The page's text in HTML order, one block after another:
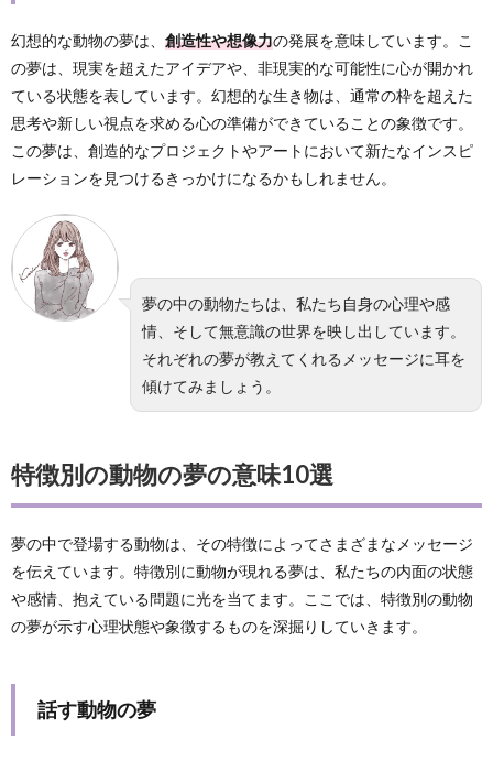
幻想的な動物の夢は、 創造性や想像力の発展を意味しています。こ
の夢は、現実を超えたアイデアや、非現実的な可能性に心が開かれ
ている状態を表しています。幻想的な生き物は、通常の枠を超えた
思考や新しい視点を求める心の準備ができていることの象徴です。
この夢は、創造的なプロジェクトやアートにおいて新たなインスピ
レーションを見つけるきっかけになるかもしれません。
夢の中の動物たちは、私たち自身の心理や感
情、そして無意識の世界を映し出しています。
それぞれの夢が教えてくれるメッセージに耳を
傾けてみましょう。
特徴別の動物の夢の意味10選
夢の中で登場する動物は、その特徴によってさまざまなメッセージ
を伝えています。特徴別に動物が現れる夢は、私たちの内面の状態
や感情、抱えている問題に光を当てます。ここでは、特徴別の動物
の夢が示す心理状態や象徴するものを深掘りしていきます。
話す動物の夢